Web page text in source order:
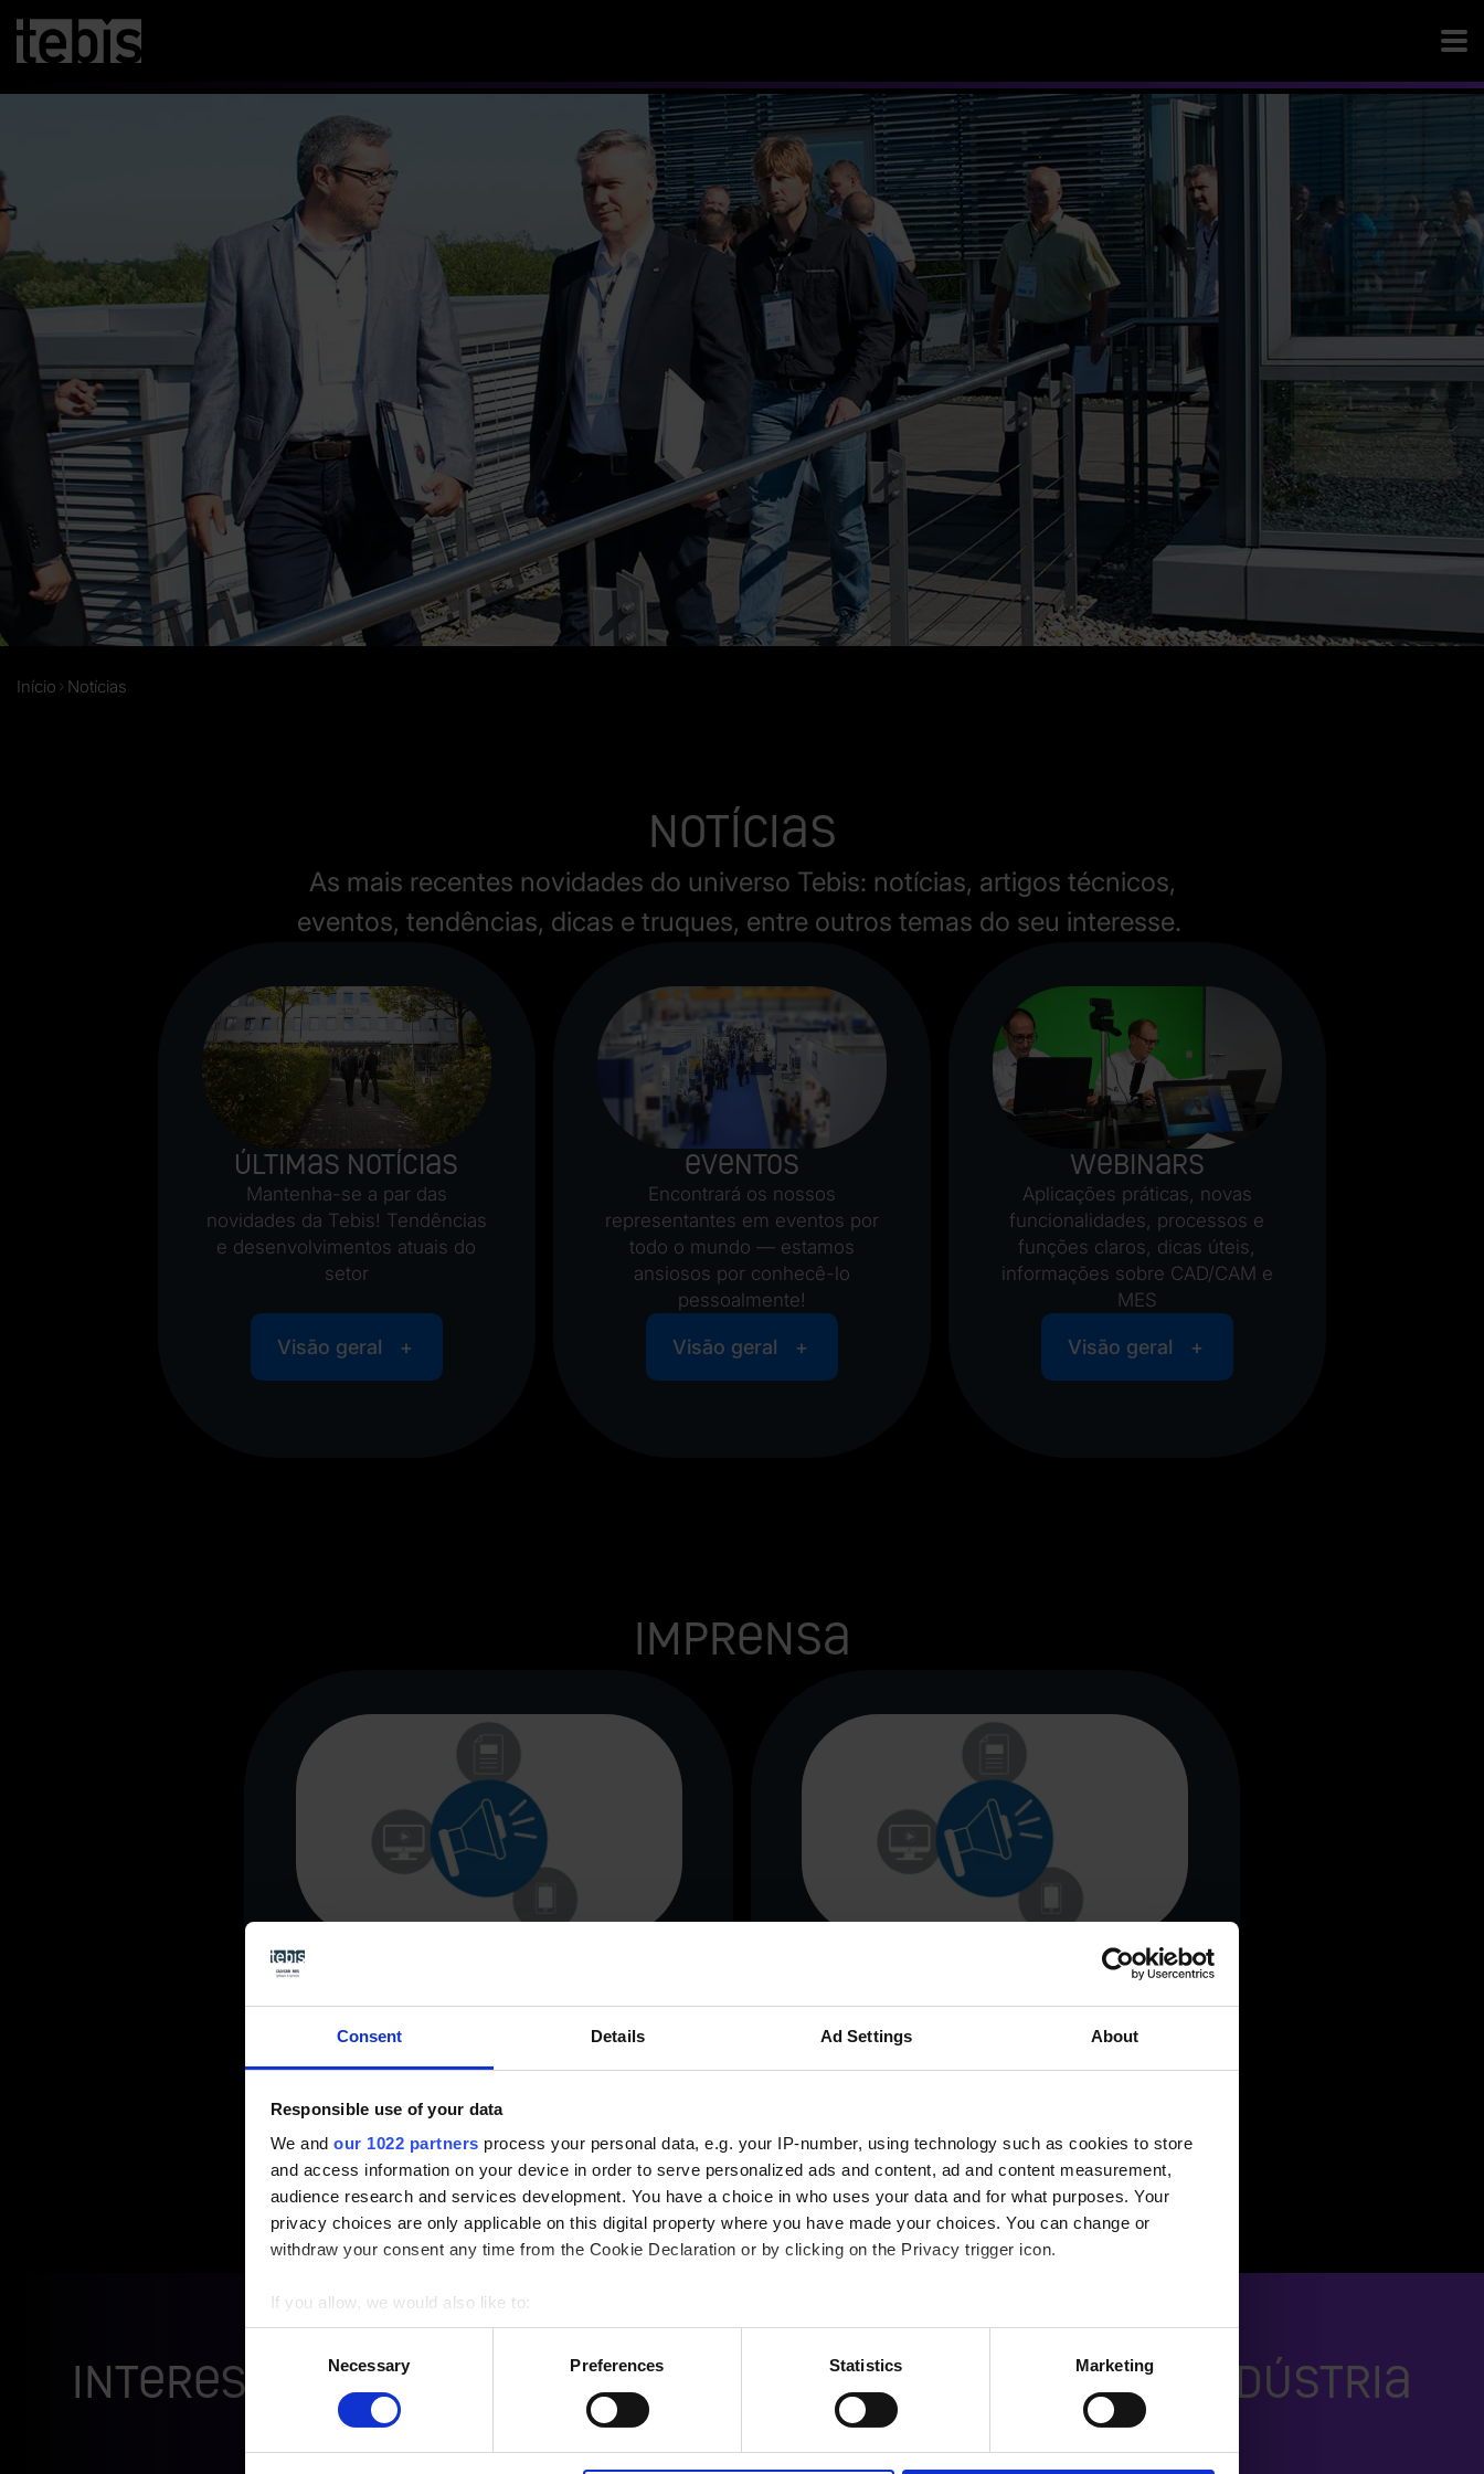
Consent Details Ad Settings About
Responsible use of your data
We and our 1022 partners process your personal data, e.g. your IP-number, using technology such as cookies to store
and access information on your device in order to serve personalized ads and content, ad and content measurement,
audience research and services development. You have a choice in who uses your data and for what purposes. Your
privacy choices are only applicable on this digital property where you have made your choices. You can change or
withdraw your consent any time from the Cookie Declaration or by clicking on the Privacy trigger icon.
If you allow, we would also like to:
Collect information about your geographical location which can be accurate to within several meters
Identify your device by actively scanning it for specific characteristics (fingerprinting)
Find out more about how your personal data is processed and set your preferences in the
Disclaimer of liability
Necessary Preferences Statistics Marketing
Início Notícias
Notícias
As mais recentes novidades do universo Tebis: notícias, artigos técnicos,
eventos, tendências, dicas e truques, entre outros temas do seu interesse.
Últimas Notícias
Mantenha-se a par das
novidades da Tebis! Tendências
e desenvolvimentos atuais do
setor
Visão geral
Eventos
Encontrará os nossos
representantes em eventos por
todo o mundo — estamos
ansiosos por conhecê-lo
pessoalmente!
Visão geral
Webinars
Aplicações práticas, novas
funcionalidades, processos e
funções claros, dicas úteis,
informações sobre CAD/CAM e
MES
Visão geral
Imprensa
incluindo ficheiros para descarregar e
informações de contacto
Revista de imprensa
Descubra o que a imprensa diz sobre nós.
Relatórios, entrevistas e muitas atualizações
Interessado em seminários relacionados com a indústria
metalomecânica?